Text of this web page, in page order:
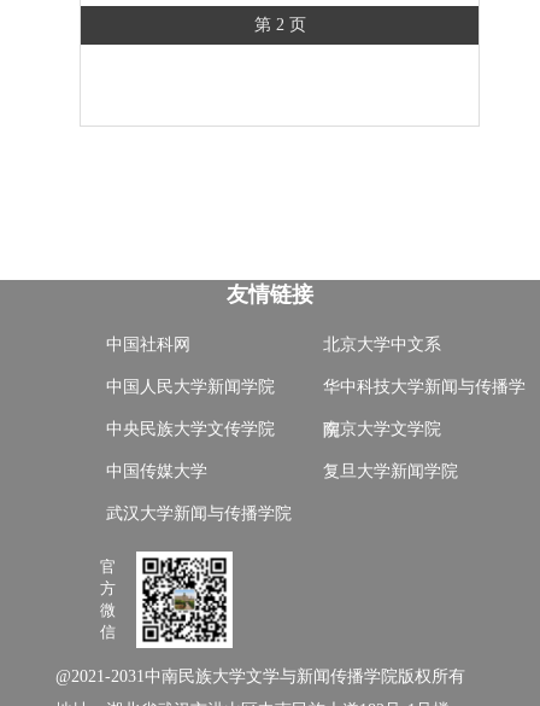
第 2 页
友情链接
中国社科网 北京大学中文系
中国人民大学新闻学院 华中科技大学新闻与传播学
院
中央民族大学文传学院 南京大学文学院
中国传媒大学 复旦大学新闻学院
武汉大学新闻与传播学院
官
方
微
信
@2021-2031中南民族大学文学与新闻传播学院版权所有